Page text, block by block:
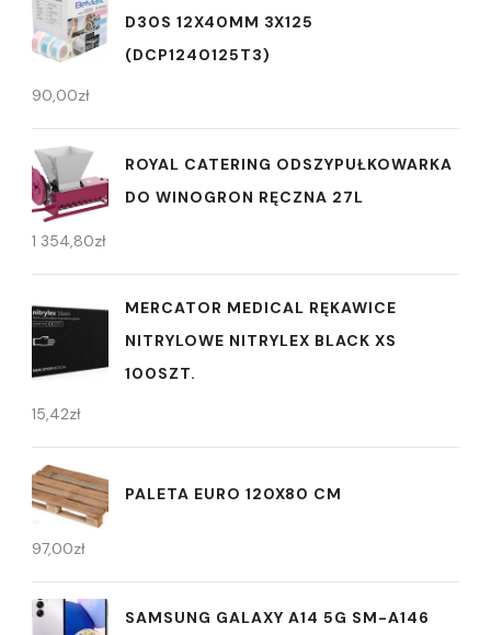
D30S 12X40MM 3X125
(DCP1240125T3)
90,00zł
ROYAL CATERING ODSZYPUŁKOWARKA
DO WINOGRON RĘCZNA 27L
1 354,80zł
MERCATOR MEDICAL RĘKAWICE
NITRYLOWE NITRYLEX BLACK XS
100SZT.
15,42zł
PALETA EURO 120X80 CM
97,00zł
SAMSUNG GALAXY A14 5G SM-A146